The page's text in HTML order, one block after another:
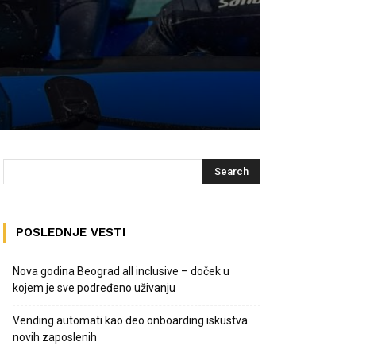
POSLEDNJE VESTI
Nova godina Beograd all inclusive – doček u
kojem je sve podređeno uživanju
Vending automati kao deo onboarding iskustva
novih zaposlenih